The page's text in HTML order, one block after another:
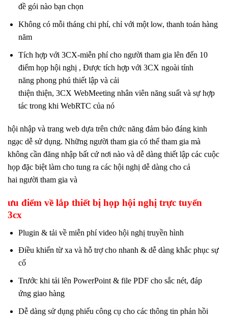
đề gói nào bạn chọn
Không có mỗi tháng chi phí, chỉ với một low, thanh toán hàng
năm
Tích hợp với 3CX-miễn phí cho người tham gia lên đến 10
điểm họp hội nghị , Được tích hợp với 3CX ngoài tính
năng phong phú thiết lập và cải
thiện thiện, 3CX WebMeeting nhân viên năng suất và sự hợp
tác trong khi WebRTC của nó
hội nhập và trang web dựa trên chức năng đảm bảo đáng kinh
ngạc dễ sử dụng. Những người tham gia có thể tham gia mà
không cần đăng nhập bất cứ nơi nào và dễ dàng thiết lập các cuộc
họp đặc biệt làm cho tung ra các hội nghị dễ dàng cho cả
hai người tham gia và
ưu điểm về lắp thiết bị họp hội nghị trực tuyến
3cx
Plugin & tải về miễn phí video hội nghị truyền hình
Điều khiển từ xa và hỗ trợ cho nhanh & dễ dàng khắc phục sự
cố
Trước khi tải lên PowerPoint & file PDF cho sắc nét, đáp
ứng giao hàng
Dễ dàng sử dụng phiếu công cụ cho các thông tin phản hồi